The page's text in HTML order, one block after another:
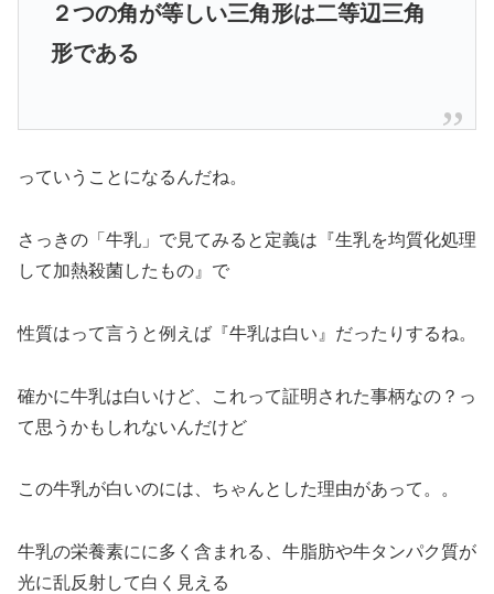
２つの角が等しい三角形は二等辺三角
形である
っていうことになるんだね。
さっきの「牛乳」で見てみると定義は『生乳を均質化処理
して加熱殺菌したもの』で
性質はって言うと例えば『牛乳は白い』だったりするね。
確かに牛乳は白いけど、これって証明された事柄なの？っ
て思うかもしれないんだけど
この牛乳が白いのには、ちゃんとした理由があって。。
牛乳の栄養素にに多く含まれる、牛脂肪や牛タンパク質が
光に乱反射して白く見える